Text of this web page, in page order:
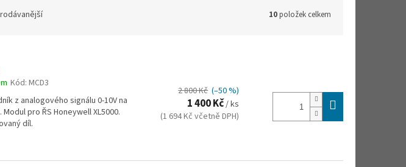
10položek celkem
Kód: MCD3
z analogového signálu 0-10V na
Modul pro ŘS Honeywell XL5000.
díl.
2 800 Kč (–50 %)
1 400 Kč/ ks
(1 694 Kč včetně DPH)